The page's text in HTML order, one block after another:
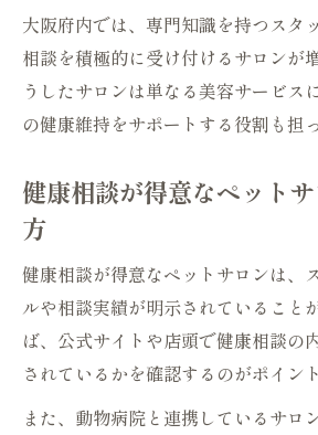
大阪府内では、専門知識を持つスタ
相談を積極的に受け付けるサロンが
うしたサロンは単なる美容サービス
の健康維持をサポートする役割も担
健康相談が得意なペット
方
健康相談が得意なペットサロンは、
ルや相談実績が明示されていること
ば、公式サイトや店頭で健康相談の
されているかを確認するのがポイン
また、動物病院と連携しているサロ